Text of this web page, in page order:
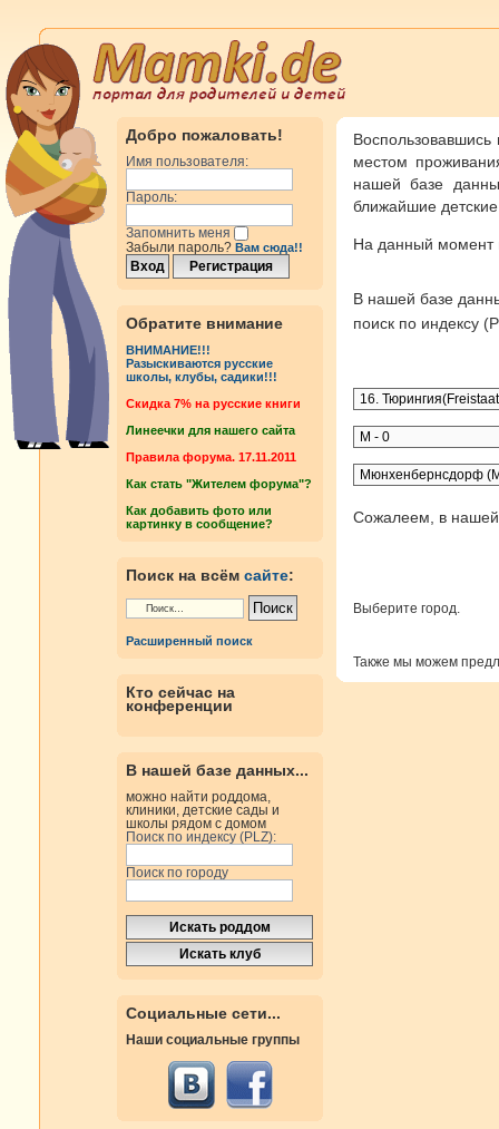
Добро пожаловать!
Имя пользователя:
Пароль:
Запомнить меня
Забыли пароль? Вам сюда!!
Обратите внимание
ВНИМАНИЕ!!!
Разыскиваются русские
школы, клубы, садики!!!
Cкидка 7% на русские книги
Линеечки для нашего сайта
Правила форума. 17.11.2011
Как стать "Жителем форума"?
Как добавить фото или
картинку в сообщение?
Поиск на всём сайте:
Расширенный поиск
Кто сейчас на
конференции
В нашей базе данных...
можно найти роддома,
клиники, детские сады и
школы рядом с домом
Поиск по индексу (PLZ):
Поиск по городу
Социальные сети...
Наши социальные группы
местом
нашей базе
ближайшие
На данный
В нашей базе
поиск по индексу
Сожалеем, в нашей
Выберите город.
Также мы можем